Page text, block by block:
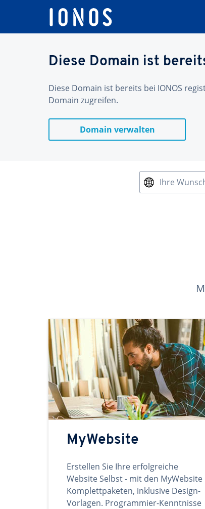
Diese Domain ist
Diese Domain ist bereits bei IONOS
Domain zugreifen.
Domain verwalten
Ihre
MyWebsite
Erstellen Sie Ihre erfolgreiche
Website Selbst - mit den MyWebsite
Komplettpaketen, inklusive Design-
Vorlagen. Programmier-Kenntnisse